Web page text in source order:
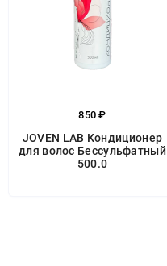
850 ₽
JOVEN LAB Кондиционер
для волос Бессульфатный
500.0